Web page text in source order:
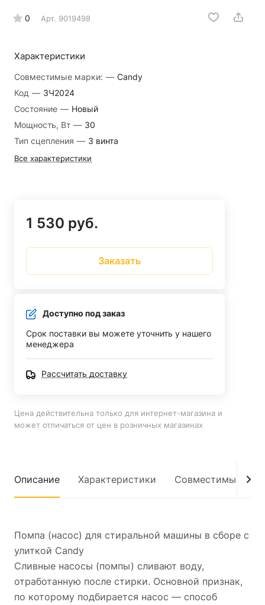
0 Арт. 9019498
Характеристики
Совместимые марки: — Candy
Код — ЗЧ2024
Состояние — Новый
Мощность, Вт — 30
Тип сцепления — 3 винта
Все характеристики
1 530 руб.
Заказать
Доступно под заказ
Срок поставки вы можете уточнить у нашего
менеджера
Рассчитать доставку
Цена действительна только для интернет-магазина и
может отличаться от цен в розничных магазинах
Описание Характеристики Совместимые
Помпа (насос) для стиральной машины в сборе с
улиткой Candy
Сливные насосы (помпы) сливают воду,
отработанную после стирки. Основной признак,
по которому подбирается насос — способ